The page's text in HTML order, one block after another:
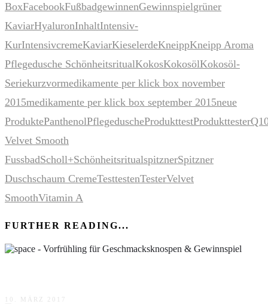
BoxFacebookFußbadgewinnenGewinnspielgrüner
KaviarHyaluronInhaltIntensiv-
KurIntensivcremeKaviarKieselerdeKneippKneipp Aroma
Pflegedusche SchönheitsritualKokosKokosölKokosöl-
Seriekurzvormedikamente per klick box november
2015medikamente per klick box september 2015neue
ProduktePanthenolPflegeduscheProdukttestProdukttester
Velvet Smooth
FussbadScholl+SchönheitsritualspitznerSpitzner
Duschschaum CremeTesttestenTesterVelvet
SmoothVitamin A
FURTHER READING...
10. MÄRZ 2017